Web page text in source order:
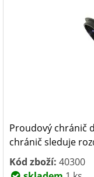
Proudový chránič
chránič sleduje
Kód zboží: 40300